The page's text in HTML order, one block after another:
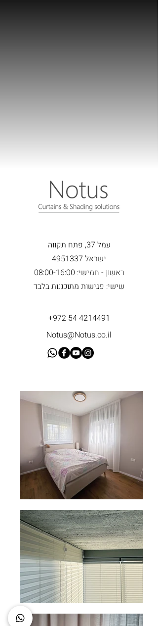
עמל 37, פתח תקווה
ישראל 4951337
ראשון - חמישי: 08:00-16:00
שישי: פגישות מתוכננות בלבד
+972 54 4214491
Notus@Notus.co.il